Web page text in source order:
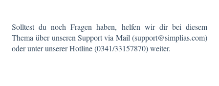
Solltest du noch Fragen haben, helfen wir dir bei diesem
Thema über unseren Support via Mail (support@simplias.com)
oder unter unserer Hotline (0341/33157870) weiter.